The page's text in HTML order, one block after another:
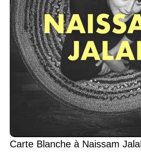
Carte Blanche à Naissam Jalal